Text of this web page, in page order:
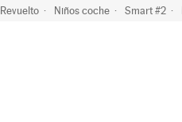
Niños coche Smart #2